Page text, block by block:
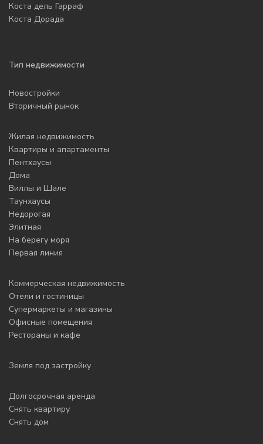
Коста дель Гарраф
Коста Дорада
Тип недвижимости
Новостройки
Вторичный рынок
Жилая недвижимость
Квартиры и апартаменты
Пентхаусы
Дома
Виллы и Шале
Таунхаусы
Недорогая
Элитная
На берегу моря
Первая линия
Коммерческая недвижимость
Отели и гостиницы
Супермаркеты и магазины
Офисные помещения
Рестораны и кафе
Земля под застройку
Долгосрочная аренда
Снять квартиру
Снять дом